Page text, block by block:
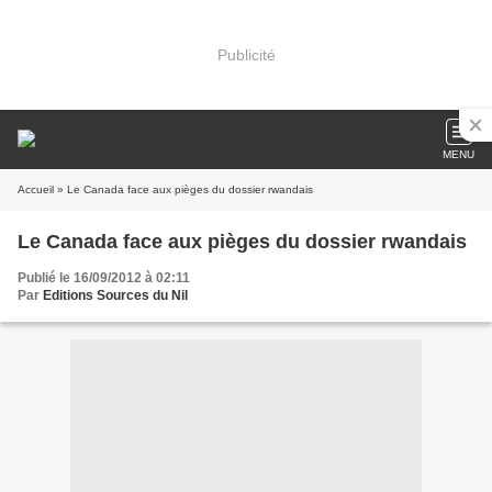
Publicité
MENU
Accueil » Le Canada face aux pièges du dossier rwandais
Le Canada face aux pièges du dossier rwandais
Publié le 16/09/2012 à 02:11
Par Editions Sources du Nil